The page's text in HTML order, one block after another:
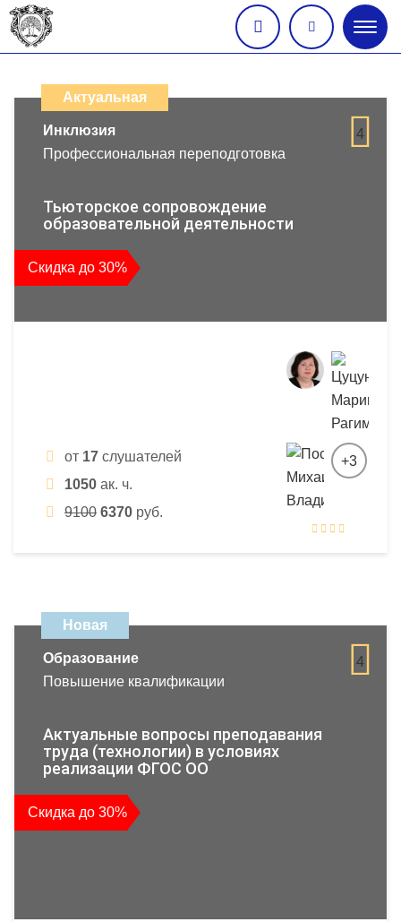
меню
дистанционных
образовательных
повышения
квалификации
и
профессиональной
Актуальная
4
Инклюзия
Профессиональная переподготовка
Тьюторское сопровождение
образовательной деятельности
Скидка до 30%
от 17 слушателей
1050 ак. ч.
9100 6370 руб.
+3
Новая
4
Образование
Повышение квалификации
Актуальные вопросы преподавания
труда (технологии) в условиях
реализации ФГОС ОО
Скидка до 30%